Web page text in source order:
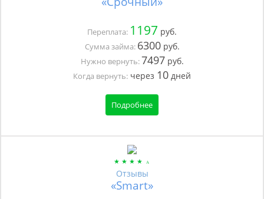
Переплата: 1197 руб.
Сумма займа: 6300руб.
Нужно вернуть:7497руб.
Когда вернуть: через 10 дней
Подробнее
Отзывы
«Smart»